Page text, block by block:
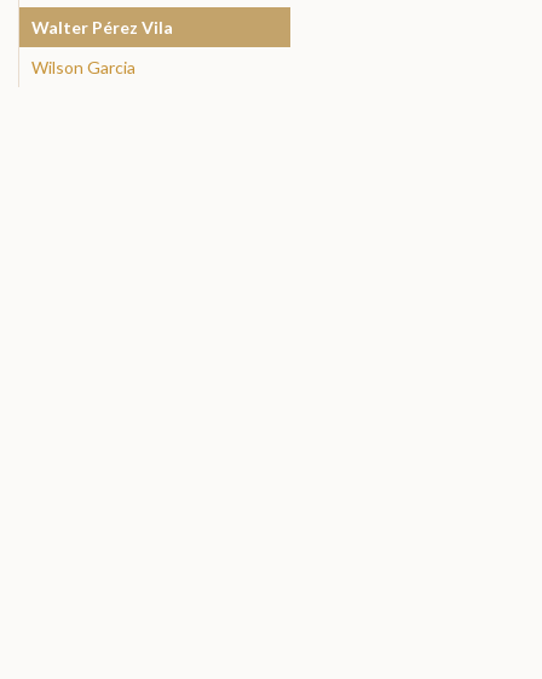
Walter Pérez Vila
Wilson Garcia